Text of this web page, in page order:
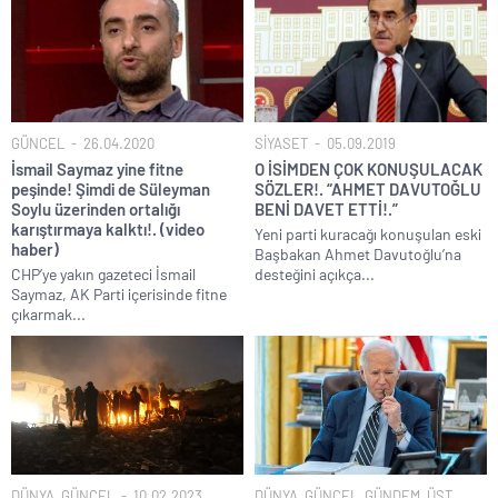
GÜNCEL 26.04.2020
İsmail Saymaz yine fitne
peşinde! Şimdi de Süleyman
Soylu üzerinden ortalığı
karıştırmaya kalktı!. (video
haber)
CHP’ye yakın gazeteci İsmail
Saymaz, AK Parti içerisinde fitne
çıkarmak...
SİYASET 05.09.2019
O İSİMDEN ÇOK KONUŞULACAK
SÖZLER!. “AHMET DAVUTOĞLU
BENİ DAVET ETTİ!.”
Yeni parti kuracağı konuşulan eski
Başbakan Ahmet Davutoğlu’na
desteğini açıkça...